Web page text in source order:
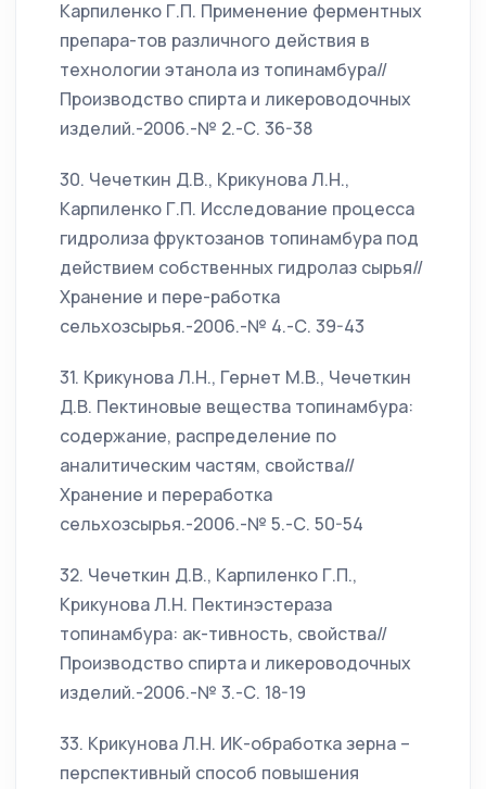
Карпиленко Г.П. Применение ферментных
препара-тов различного действия в
технологии этанола из топинамбура//
Производство спирта и ликероводочных
изделий.-2006.-№ 2.-С. 36-38
30. Чечеткин Д.В., Крикунова Л.Н.,
Карпиленко Г.П. Исследование процесса
гидролиза фруктозанов топинамбура под
действием собственных гидролаз сырья//
Хранение и пере-работка
сельхозсырья.-2006.-№ 4.-С. 39-43
31. Крикунова Л.Н., Гернет М.В., Чечеткин
Д.В. Пектиновые вещества топинамбура:
содержание, распределение по
аналитическим частям, свойства//
Хранение и переработка
сельхозсырья.-2006.-№ 5.-С. 50-54
32. Чечеткин Д.В., Карпиленко Г.П.,
Крикунова Л.Н. Пектинэстераза
топинамбура: ак-тивность, свойства//
Производство спирта и ликероводочных
изделий.-2006.-№ 3.-С. 18-19
33. Крикунова Л.Н. ИК-обработка зерна –
перспективный способ повышения